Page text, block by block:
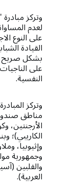
وتركز
لعدم
على النوع
القيادة
بشكل صريح
على
النفسية.
وتركز
مناطق
الأرجنتين،
الكاريبي)؛
وإثيوبيا،
وجمهورية
والفلبين
العربية).